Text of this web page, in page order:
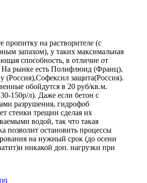
пропитку на растворителе (с
запахом), у таких максимальная
способность, в отличие от
рынке есть Полифлюид (Франц),
(Россия),Софексил защита(Россия).
обойдутся в 20 руб/кв.м.
150р/л). Даже если бетон с
разрушения, гидрофоб
стенки трещин сделая их
водой, так что такая
позволит остановить процессы
на нужный срок (до осени
никакой доп. нагрузки при